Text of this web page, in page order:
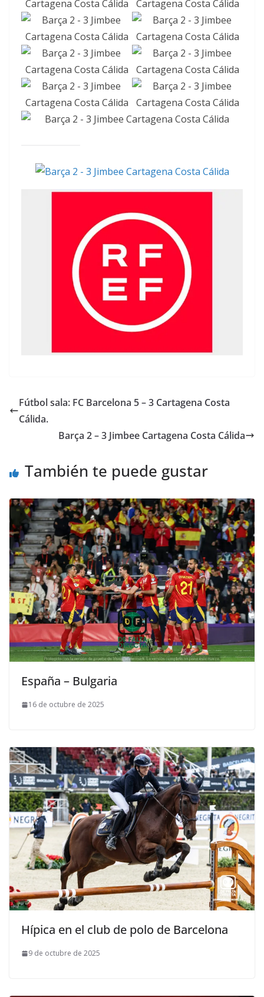
Fútbol sala: FC Barcelona 5 – 3 Cartagena Costa
Cálida.
Barça 2 – 3 Jimbee Cartagena Costa Cálida
También te puede gustar
España – Bulgaria
16 de octubre de 2025
Hípica en el club de polo de Barcelona
9 de octubre de 2025